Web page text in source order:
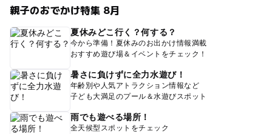
親子のおでかけ特集 8月
夏休みどこ行く？何する？
今から準備！夏休みのお出かけ情報満載
おすすめ遊び場＆イベントをチェック！
暑さに負けずに全力水遊び！
年齢別や人気アトラクション情報など
子ども大満足のプール＆水遊びスポット
雨でも遊べる場所！
全天候型スポットをチェック